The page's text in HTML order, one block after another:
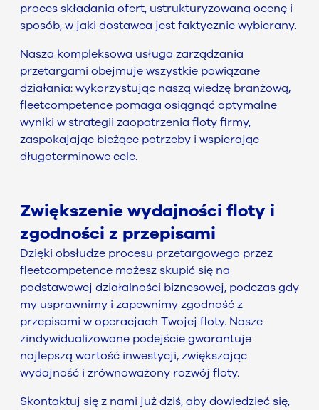
proces składania ofert, ustrukturyzowaną ocenę i
sposób, w jaki dostawca jest faktycznie wybierany.
Nasza kompleksowa usługa zarządzania
przetargami obejmuje wszystkie powiązane
działania: wykorzystując naszą wiedzę branżową,
fleetcompetence pomaga osiągnąć optymalne
wyniki w strategii zaopatrzenia floty firmy,
zaspokajając bieżące potrzeby i wspierając
długoterminowe cele.
Zwiększenie wydajności floty i
zgodności z przepisami
Dzięki obsłudze procesu przetargowego przez
fleetcompetence możesz skupić się na
podstawowej działalności biznesowej, podczas gdy
my usprawnimy i zapewnimy zgodność z
przepisami w operacjach Twojej floty. Nasze
zindywidualizowane podejście gwarantuje
najlepszą wartość inwestycji, zwiększając
wydajność i zrównoważony rozwój floty.
Skontaktuj się z nami już dziś, aby dowiedzieć się,